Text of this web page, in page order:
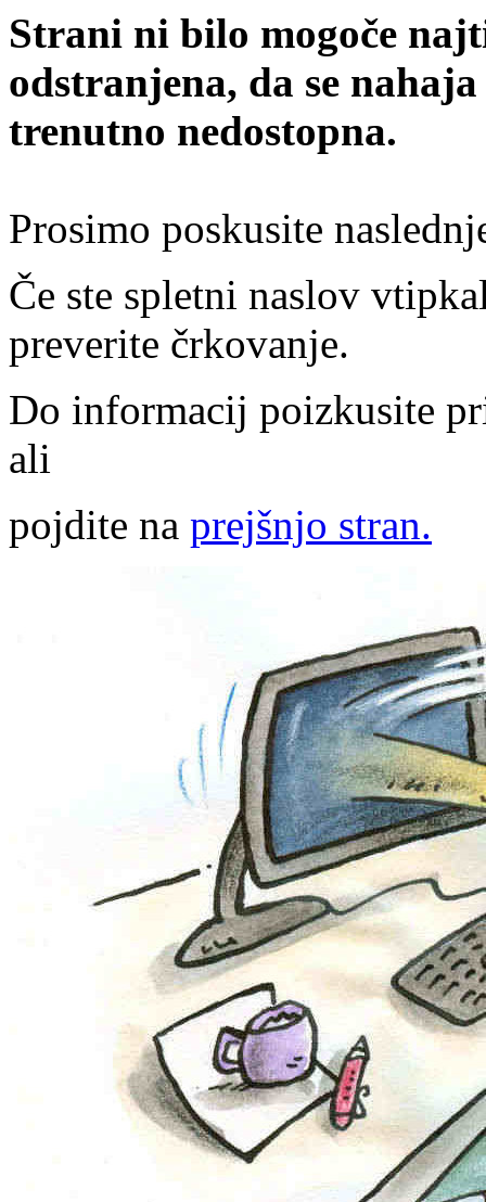
Strani ni bilo mogoče
odstranjena, da se
trenutno nedostopna.
Prosimo poskusite
Če ste spletni naslov
preverite črkovanje.
Do informacij poizkusite
ali
pojdite na prejšnjo stran.